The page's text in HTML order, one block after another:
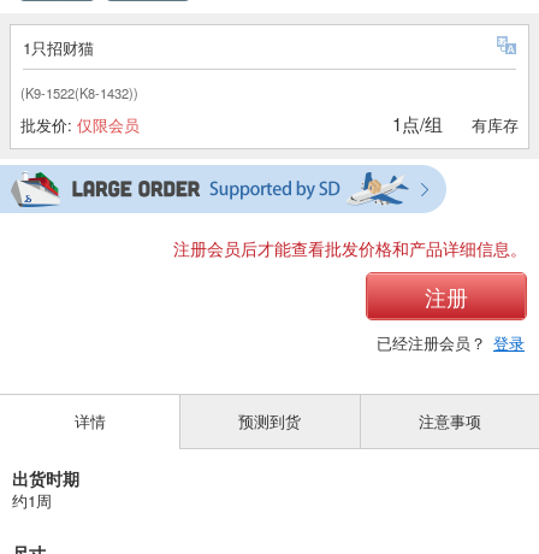
1只招财猫
(K9-1522(K8-1432))
批发价: 仅限会员 1点/组 有库存
注册会员后才能查看批发价格和产品详细信息。
注册
已经注册会员？ 登录
详情
出货时期
约1周
预测到货 注意事项